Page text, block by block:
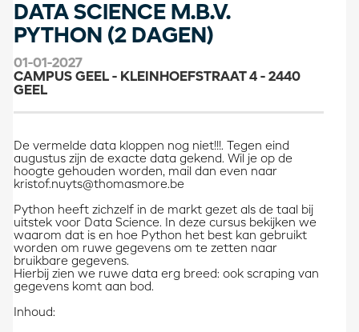
DATA SCIENCE M.B.V.
PYTHON (2 DAGEN)
01-01-2027
CAMPUS GEEL - KLEINHOEFSTRAAT 4 - 2440
GEEL
De vermelde data kloppen nog niet!!!. Tegen eind
augustus zijn de exacte data gekend. Wil je op de
hoogte gehouden worden, mail dan even naar
kristof.nuyts@thomasmore.be
Python heeft zichzelf in de markt gezet als de taal bij
uitstek voor Data Science. In deze cursus bekijken we
waarom dat is en hoe Python het best kan gebruikt
worden om ruwe gegevens om te zetten naar
bruikbare gegevens.
Hierbij zien we ruwe data erg breed: ook scraping van
gegevens komt aan bod.
Inhoud: